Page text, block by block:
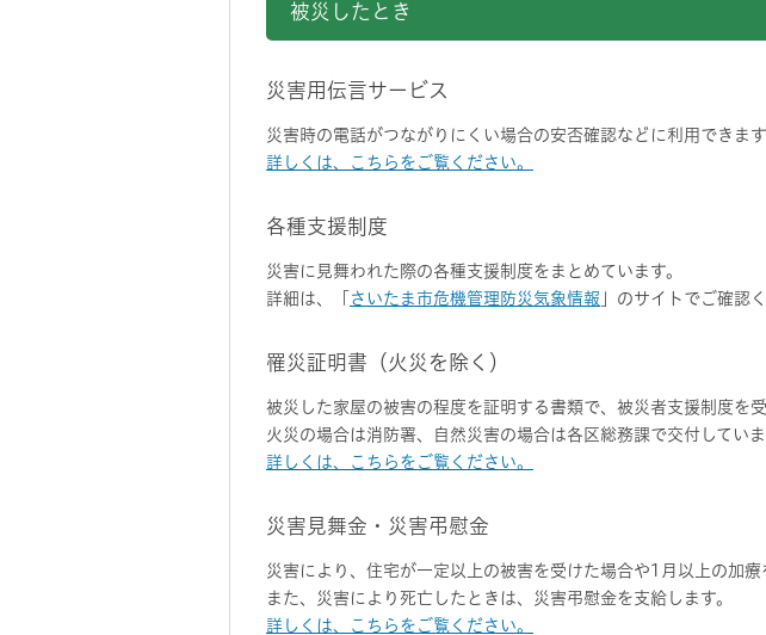
被災したとき
災害用伝言サービス
災害時の電話がつながりにくい場合の安否確認などに利用できます
詳しくは、こちらをご覧ください。
各種支援制度
災害に見舞われた際の各種支援制度をまとめています。
詳細は、「
さいたま市危機管理防災気象情報 」のサイトでご確認
罹災証明書（火災を除く）
被災した家屋の被害の程度を証明する書類で、被災者支援制度を受
火災の場合は消防署、自然災害の場合は各区総務課で交付していま
詳しくは、こちらをご覧ください。
災害見舞金・災害弔慰金
災害により、住宅が一定以上の被害を受けた場合や1月以上の加
また、災害により死亡したときは、災害弔慰金を支給します。
詳しくは、こちらをご覧ください。